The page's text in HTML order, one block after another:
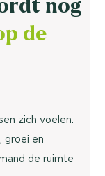
de
zich voelen.
groei en
de ruimte